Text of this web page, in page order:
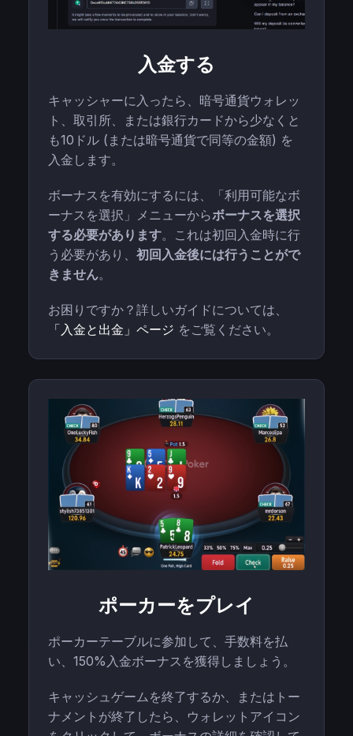
入金する
キャッシャーに入ったら、暗号通貨ウォレッ
ト、取引所、または銀行カードから少なくと
も10ドル (または暗号通貨で同等の金額) を
入金します。
ボーナスを有効にするには、「利用可能なボ
ーナスを選択」メニューからボーナスを選択
する必要があります。これは初回入金時に行
う必要があり、 初回入金後には行うことがで
きません。
お困りですか？詳しいガイドについては、
「入金と出金」ページ をご覧ください。
ポーカーをプレイ
ポーカーテーブルに参加して、手数料を払
い、150%入金ボーナスを獲得しましょう。
キャッシュゲームを終了するか、またはトー
ナメントが終了したら、ウォレットアイコン